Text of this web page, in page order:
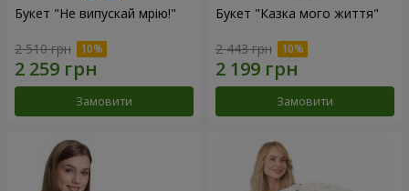
Букет "Не випускай мрію!"
2 510 грн
Замовити
Букет "Казка мого життя"
2 443 грн
Замовити